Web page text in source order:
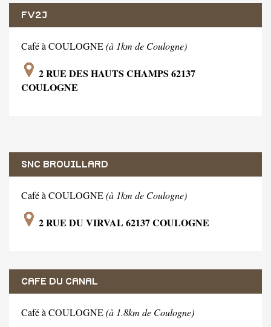
FV2J
Café à COULOGNE(à 1km de Coulogne)
2 RUE DES HAUTS CHAMPS 62137
COULOGNE
SNC BROUILLARD
Café à COULOGNE(à 1km de Coulogne)
2 RUE DU VIRVAL 62137 COULOGNE
CAFE DU CANAL
Café à COULOGNE(à 1.8km de Coulogne)